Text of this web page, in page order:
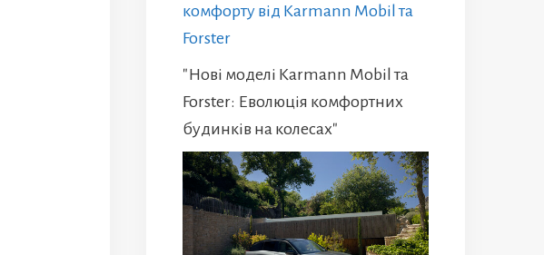
комфорту від Karmann Mobil та
Forster
"Нові моделі Karmann Mobil та
Forster: Еволюція комфортних
будинків на колесах"